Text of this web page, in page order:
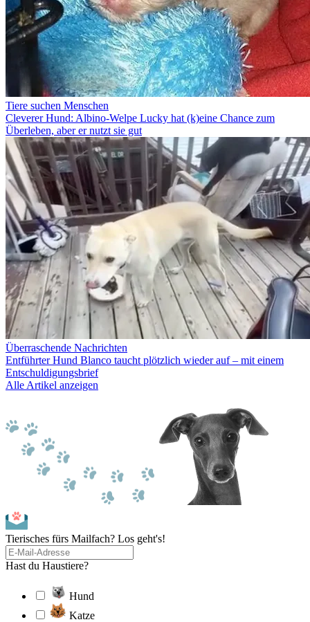
Tiere suchen Menschen
Cleverer Hund: Albino-Welpe Lucky hat (k)eine Chance zum
Überleben, aber er nutzt sie gut
Überraschende Nachrichten
Entführter Hund Blanco taucht plötzlich wieder auf – mit einem
Entschuldigungsbrief
Alle Artikel anzeigen
Tierisches fürs Mailfach? Los geht's!
Hast du Haustiere?
Hund
Katze